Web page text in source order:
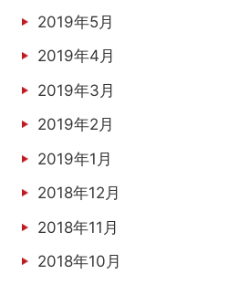
2019年5月
2019年4月
2019年3月
2019年2月
2019年1月
2018年12月
2018年11月
2018年10月